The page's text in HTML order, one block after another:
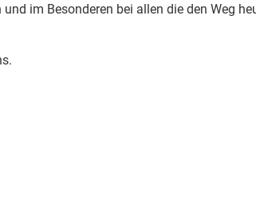
im Besonderen bei allen die den Weg